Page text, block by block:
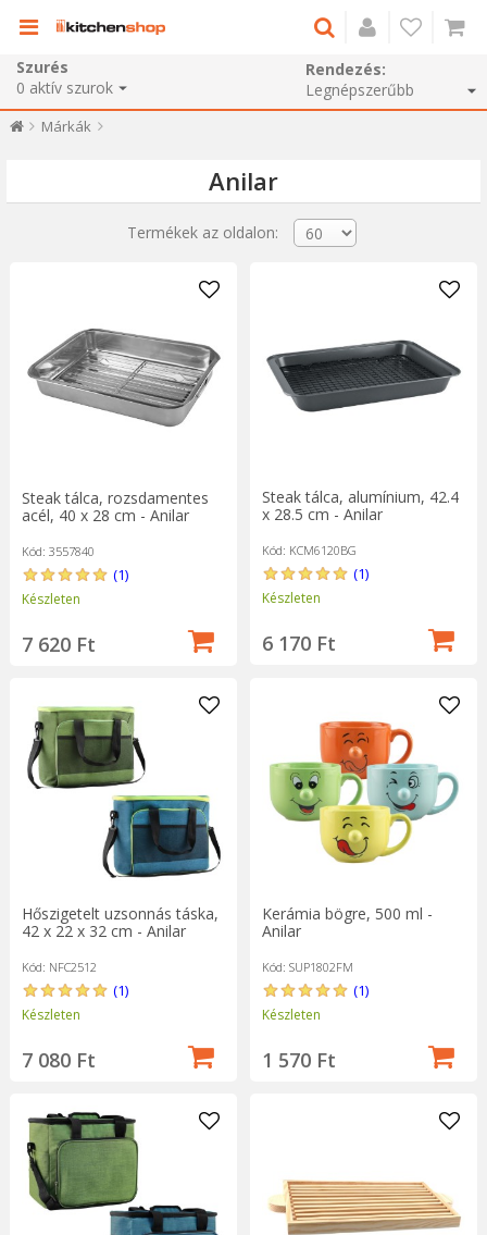
Szurés
0 aktív szurok
Rendezés:
Márkák
Anilar
Termékek az oldalon:
Steak tálca, rozsdamentes
acél, 40 x 28 cm - Anilar
Kód: 3557840
(1)
Készleten
7 620 Ft
Steak tálca, alumínium, 42.4
x 28.5 cm - Anilar
Kód: KCM6120BG
(1)
Készleten
6 170 Ft
Hőszigetelt uzsonnás táska,
42 x 22 x 32 cm - Anilar
Kód: NFC2512
(1)
Készleten
7 080 Ft
Kerámia bögre, 500 ml -
Anilar
Kód: SUP1802FM
(1)
Készleten
1 570 Ft